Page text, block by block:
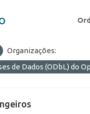
Organizações:
de Dados (ODbL) do